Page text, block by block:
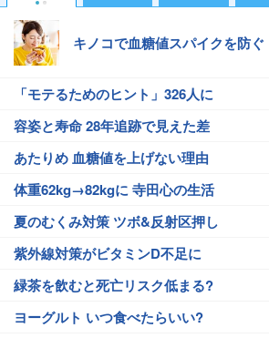
キノコで血糖値スパイクを防ぐ
「モテるためのヒント」326人に
容姿と寿命 28年追跡で見えた差
あたりめ 血糖値を上げない理由
体重62kg→82kgに 寺田心の生活
夏のむくみ対策 ツボ&反射区押し
紫外線対策がビタミンD不足に
緑茶を飲むと死亡リスク低まる?
ヨーグルト いつ食べたらいい?